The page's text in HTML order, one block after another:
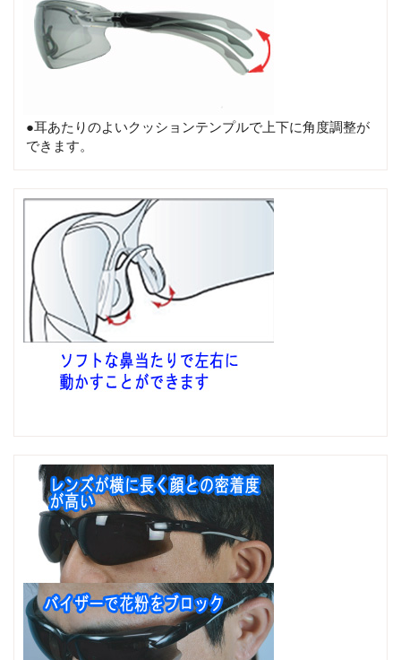
●耳あたりのよいクッションテンプルで上下に角度調整が
できます。